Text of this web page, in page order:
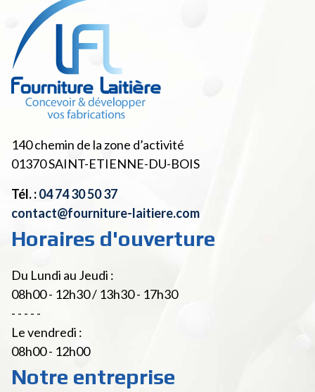
140 chemin de la zone d’activité
01370SAINT-ETIENNE-DU-BOIS
Tél. :04 74 30 50 37
contact@fourniture-laitiere.com
Horaires d'ouverture
Du Lundi au Jeudi :
08h00 - 12h30 / 13h30 - 17h30
- - - - -
Le vendredi :
08h00 - 12h00
Notre entreprise